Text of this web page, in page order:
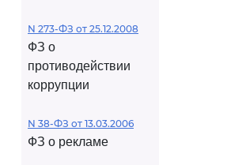
N 273-ФЗ от 25.12.2008
ФЗ о
противодействии
коррупции
N 38-ФЗ от 13.03.2006
ФЗ о рекламе